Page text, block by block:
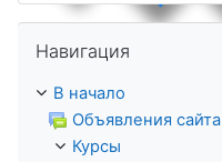
Навигация
В начало
Объявления сайта
Курсы